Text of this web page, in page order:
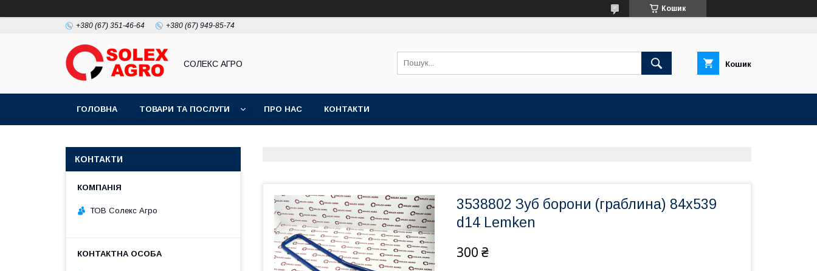
Кошик
+380 (67) 351-46-64 +380 (67) 949-85-74
СОЛЕКС АГРО Кошик
ГОЛОВНА ТОВАРИ ТА ПОСЛУГИ ПРО НАС КОНТАКТИ
3538802 Зуб борони (граблина) 84х539
d14 Lemken
300 ₴
КОНТАКТИ
ТОВ Солекс Агро